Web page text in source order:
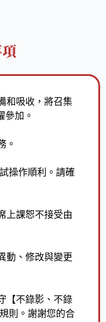
和吸收，將召集
參加。
。
操作順利。請確
上課恕不接受由
動、修改與變更
【不錄影、不錄
則。謝謝您的合